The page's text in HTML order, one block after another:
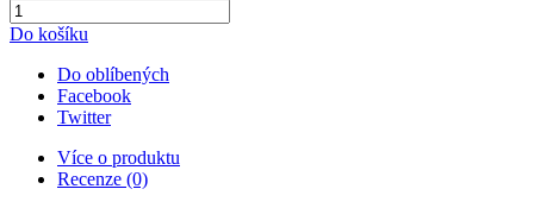
Do košíku
Do oblíbených
Facebook
Twitter
Více o produktu
Recenze (0)